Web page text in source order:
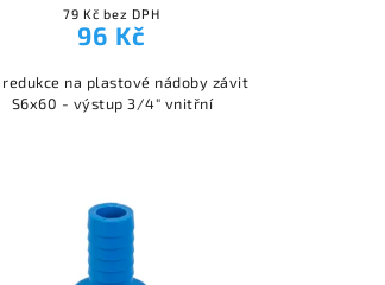
79 Kč bez DPH
96 Kč
redukce na plastové nádoby závit
S6x60 - výstup 3/4" vnitřní